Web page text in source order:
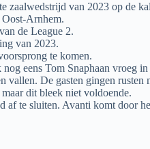
zaalwedstrijd van 2023 op de
Arnhem.
de League 2.
van 2023.
te komen.
eens Tom Snaphaan vroeg
vallen. De gasten gingen rusten
dit bleek niet voldoende.
te sluiten. Avanti komt door